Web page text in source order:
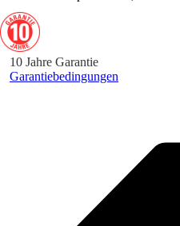
10 Jahre Garantie
Garantiebedingungen